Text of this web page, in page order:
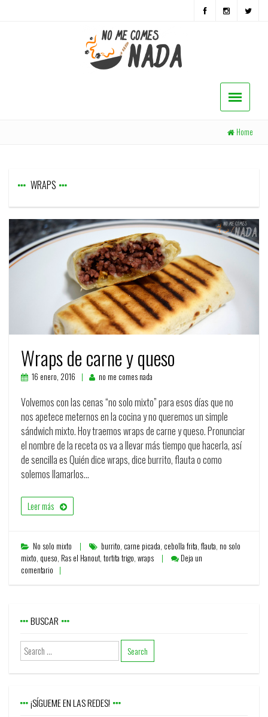
Home
WRAPS
Wraps de carne y queso
16 enero, 2016 no me comes nada
Volvemos con las cenas “no solo mixto” para esos días que no
nos apetece meternos en la cocina y no queremos un simple
sándwich mixto. Hoy traemos wraps de carne y queso. Pronunciar
el nombre de la receta os va a llevar más tiempo que hacerla, así
de sencilla es Quién dice wraps, dice burrito, flauta o como
solemos llamarlos…
Leer más
No solo mixto burrito, carne picada, cebolla frita, flauta, no solo
mixto, queso, Ras el Hanout, tortita trigo, wraps
Deja un
comentario
BUSCAR
¡SÍGUEME EN LAS REDES!